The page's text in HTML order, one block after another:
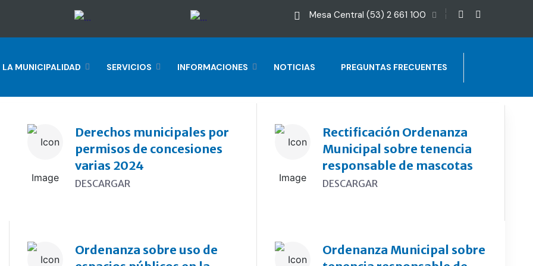
Mesa Central (53) 2 661 100
LA MUNICIPALIDAD SERVICIOS INFORMACIONES NOTICIAS PREGUNTAS FRECUENTES
Derechos municipales por
permisos de concesiones
varias 2024
DESCARGAR
Rectificación Ordenanza
Municipal sobre tenencia
responsable de mascotas
DESCARGAR
Ordenanza sobre uso de
Ordenanza Municipal sobre